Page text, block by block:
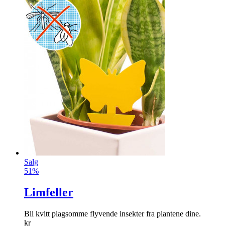
Salg
51%
Limfeller
Bli kvitt plagsomme ­flyvende insekter fra plantene dine.
kr